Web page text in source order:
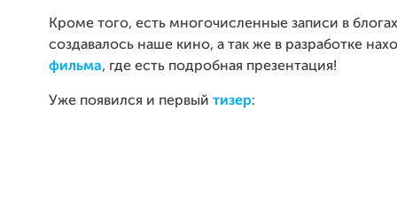
Кроме того, есть многочисленные записи в
создавалось наше кино, а так же в разработке
фильма, где есть подробная презентация!
Уже появился и первый тизер: